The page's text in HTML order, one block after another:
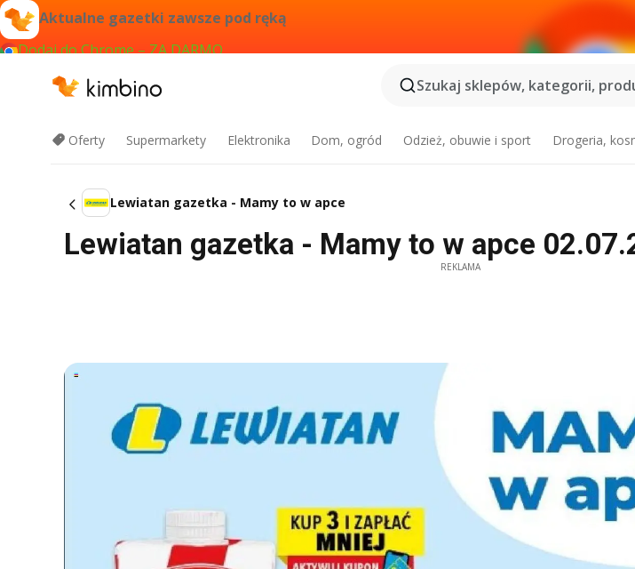
Aktualne gazetki zawsze pod ręką
Dodaj do Chrome – ZA DARMO
Szukaj sklepów, kategorii,
Oferty Supermarkety Elektronika Dom, ogród Odzież, obuwie i sport Drogeria,
Lewiatan gazetka - Mamy to w apce
Lewiatan gazetka - Mamy to w apce
REKLAMA